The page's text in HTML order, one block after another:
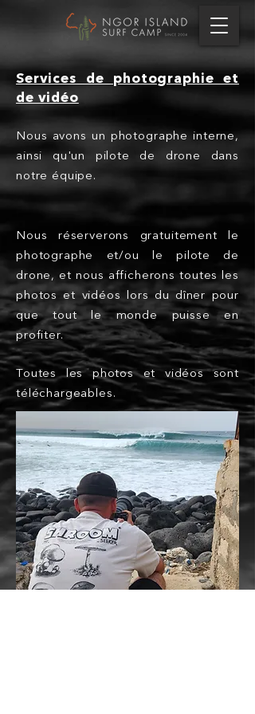
Services de photographie et
de vidéo
Nous avons un photographe interne,
ainsi qu'un pilote de drone dans
notre équipe.
Nous réserverons gratuitement le
photographe et/ ou le pilote de
drone, et nous afficherons toutes les
photos et vidéos lors du dîner pour
que tout le monde puisse en
profiter.
Toutes les photos et vidéos sont
téléchargeables.